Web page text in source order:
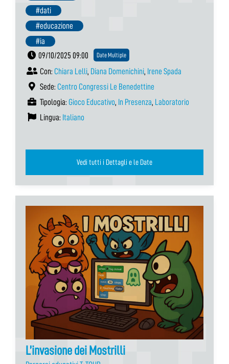
#dati
#educazione
#ia
09/10/2025 09:00
Date Multiple
Con: Chiara Lelli, Diana Domenichini, Irene Spada
Sede: Centro Congressi Le Benedettine
Tipologia: Gioco Educativo, In Presenza, Laboratorio
Lingua: Italiano
Vedi tutti i Dettagli e le Date
L’invasione dei Mostrilli